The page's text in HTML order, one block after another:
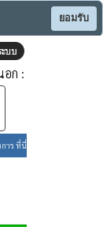
ยอมรับ
อก :
าร ที่นี่